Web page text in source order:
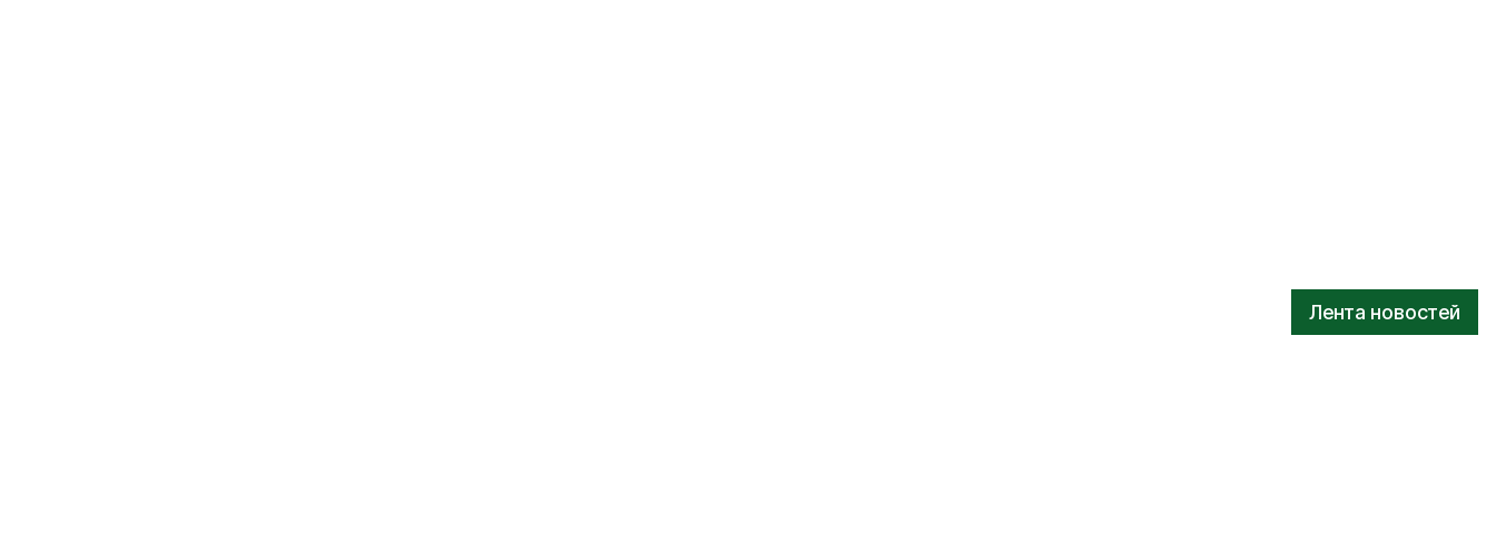
Лента новостей